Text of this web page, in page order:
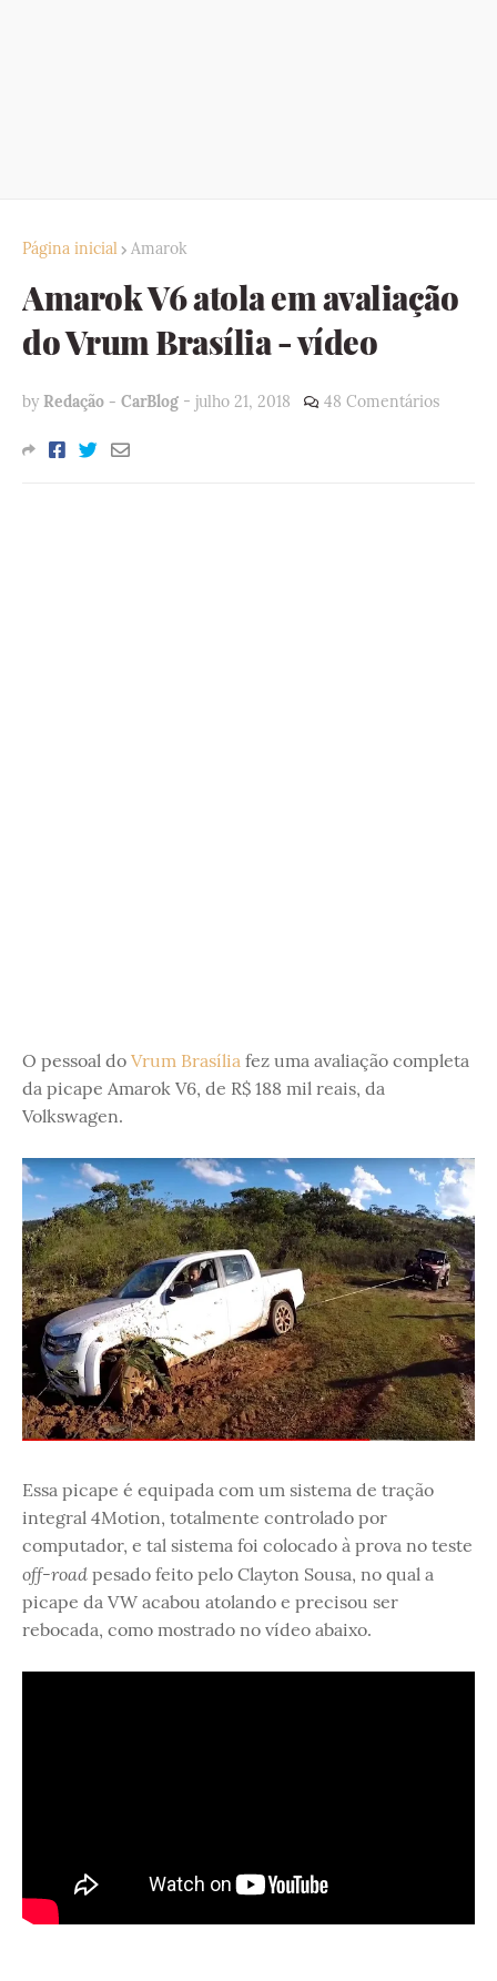
Página inicial Amarok
Amarok V6 atola em avaliação
do Vrum Brasília - vídeo
by Redação - CarBlog - julho 21, 2018 48 Comentários
O pessoal do Vrum Brasília fez uma avaliação completa
da picape Amarok V6, de R$ 188 mil reais, da
Volkswagen.
Essa picape é equipada com um sistema de tração
integral 4Motion, totalmente controlado por
computador, e tal sistema foi colocado à prova no teste
off-road pesado feito pelo Clayton Sousa, no qual a
picape da VW acabou atolando e precisou ser
rebocada, como mostrado no vídeo abaixo.